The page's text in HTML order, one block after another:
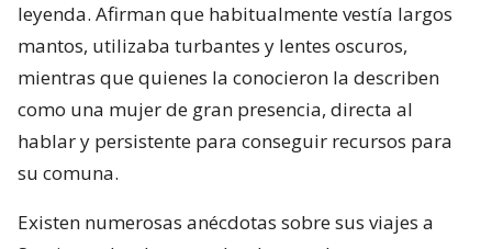
leyenda. Afirman que habitualmente vestía largos
mantos, utilizaba turbantes y lentes oscuros,
mientras que quienes la conocieron la describen
como una mujer de gran presencia, directa al
hablar y persistente para conseguir recursos para
su comuna.
Existen numerosas anécdotas sobre sus viajes a